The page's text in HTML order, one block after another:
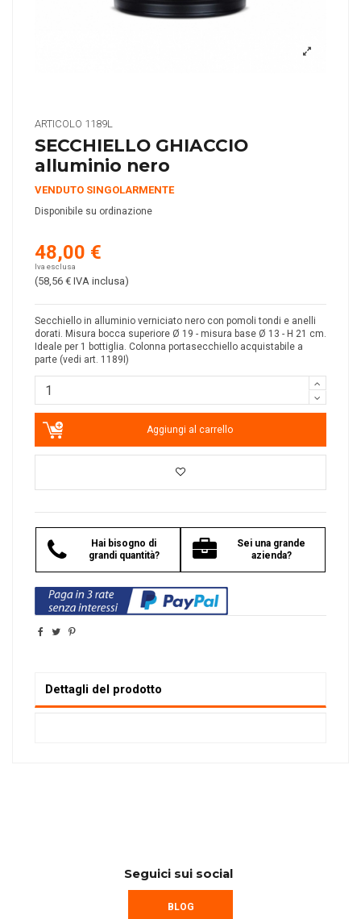
ARTICOLO 1189L
SECCHIELLO GHIACCIO
alluminio nero
VENDUTO SINGOLARMENTE
Disponibile su ordinazione
48,00 €
Iva esclusa
(58,56 € IVA inclusa)
Secchiello in alluminio verniciato nero con pomoli tondi e anelli
dorati. Misura bocca superiore Ø 19 - misura base Ø 13 - H 21 cm.
Ideale per 1 bottiglia. Colonna portasecchiello acquistabile a
parte (vedi art. 1189I)
Aggiungi al carrello
Hai bisogno di
grandi quantità?
Sei una grande
azienda?
Dettagli del prodotto
Seguici sui social
BLOG